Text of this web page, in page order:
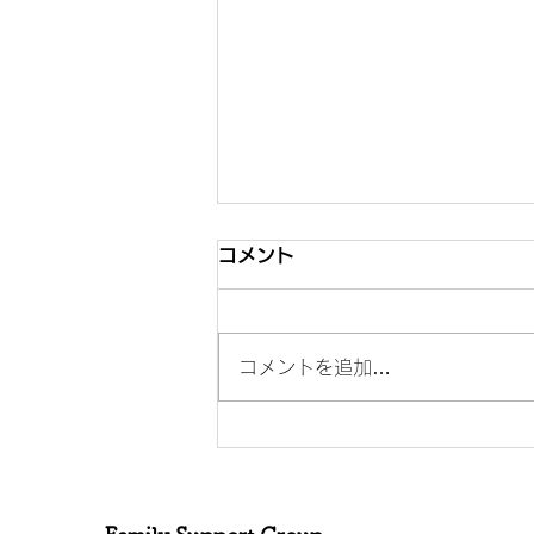
コメント
コメントを追加…